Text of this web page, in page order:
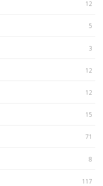
12
5
3
12
12
15
71
8
117